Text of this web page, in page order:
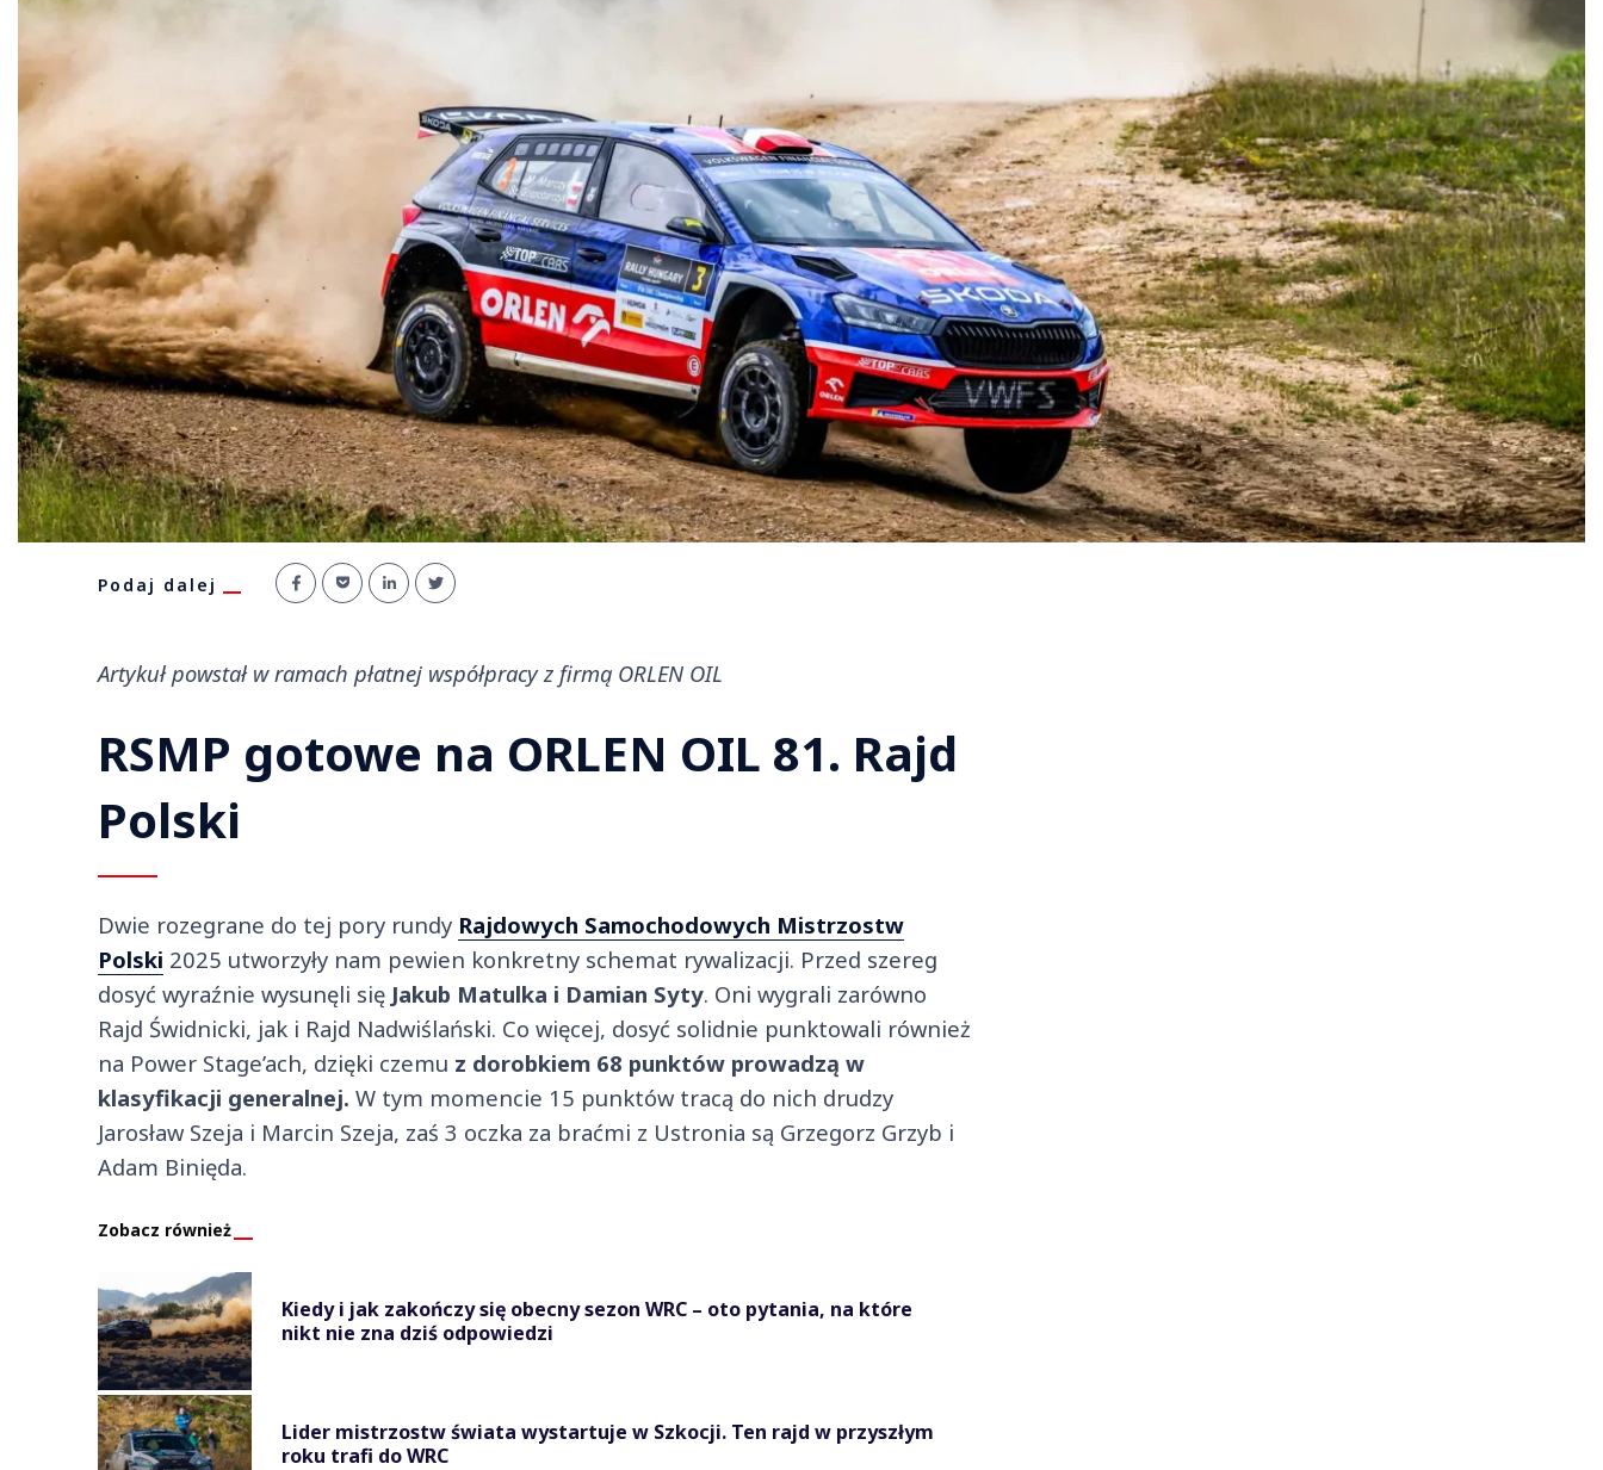
Podaj dalej
Artykuł powstał w ramach płatnej współpracy z firmą ORLEN OIL
RSMP gotowe na ORLEN OIL 81. Rajd
Polski
Dwie rozegrane do tej pory rundy Rajdowych Samochodowych Mistrzostw
Polski 2025 utworzyły nam pewien konkretny schemat rywalizacji. Przed szereg
dosyć wyraźnie wysunęli się Jakub Matulka i Damian Syty. Oni wygrali zarówno
Rajd Świdnicki, jak i Rajd Nadwiślański. Co więcej, dosyć solidnie punktowali również
na Power Stage’ach, dzięki czemu z dorobkiem 68 punktów prowadzą w
klasyfikacji generalnej. W tym momencie 15 punktów tracą do nich drudzy
Jarosław Szeja i Marcin Szeja, zaś 3 oczka za braćmi z Ustronia są Grzegorz Grzyb i
Adam Binięda.
Zobacz również
Kiedy i jak zakończy się obecny sezon WRC – oto pytania, na które
nikt nie zna dziś odpowiedzi
Lider mistrzostw świata wystartuje w Szkocji. Ten rajd w przyszłym
roku trafi do WRC